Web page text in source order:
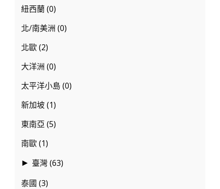
紐西蘭(0)
北/南美洲 (0)
北歐(2)
大洋洲 (0)
太平洋小島(0)
新加坡(1)
東南亞 (5)
南歐(1)
► 臺灣 (63)
泰國 (3)